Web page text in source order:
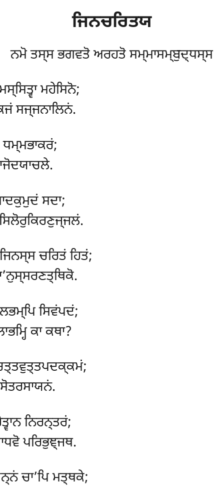
ਜਿਨਚਰਿਤਯ
ਨਮੋ ਤਸ੍ਸ ਭਗਵਤੋ ਅਰਹਤੋ ਸਮ੍ਮਾਸਮ੍ਬੁਦ੍ਧਸ੍ਸ
ਮਹੇਸਿਨੋ;
ਸਜ੍ਜਨਾਲਿਨਂ.
ਸਦਾ;
ਚਰਿਤਂ ਹਿਤਂ;
ਸਿਵਂਪਦਂ;
ਕਾ ਕਥਾ?
ਨਿਰਨ੍ਤਰਂ;
ਪਰਿਭੁਞ੍ਜਥ.
ਚਾ’ਪਿ ਮਤ੍ਥਕੇ;